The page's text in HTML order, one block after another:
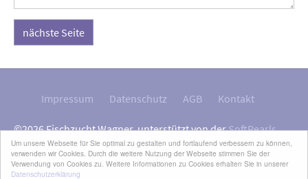
Um unsere Webseite für Sie optimal zu gestalten und fortlaufend verbessern zu können,
verwenden wir Cookies. Durch die weitere Nutzung der Webseite stimmen Sie der
Verwendung von Cookies zu. Weitere Informationen zu Cookies erhalten Sie in unserer
Datenschutzerklärung
nächste Seite
Impressum Datenschutz AGB Kontakt
©2026 Fischzucht Wagner, unterstützt von derSoftPearls
GmbH.
Unsere Berichte finden Sie aufFangplatz.de.